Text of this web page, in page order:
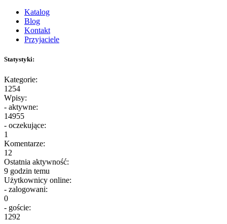
Katalog
Blog
Kontakt
Przyjaciele
Statystyki:
Kategorie:
1254
Wpisy:
- aktywne:
14955
- oczekujące:
1
Komentarze:
12
Ostatnia aktywność:
9 godzin temu
Użytkownicy online:
- zalogowani:
0
- goście:
1292